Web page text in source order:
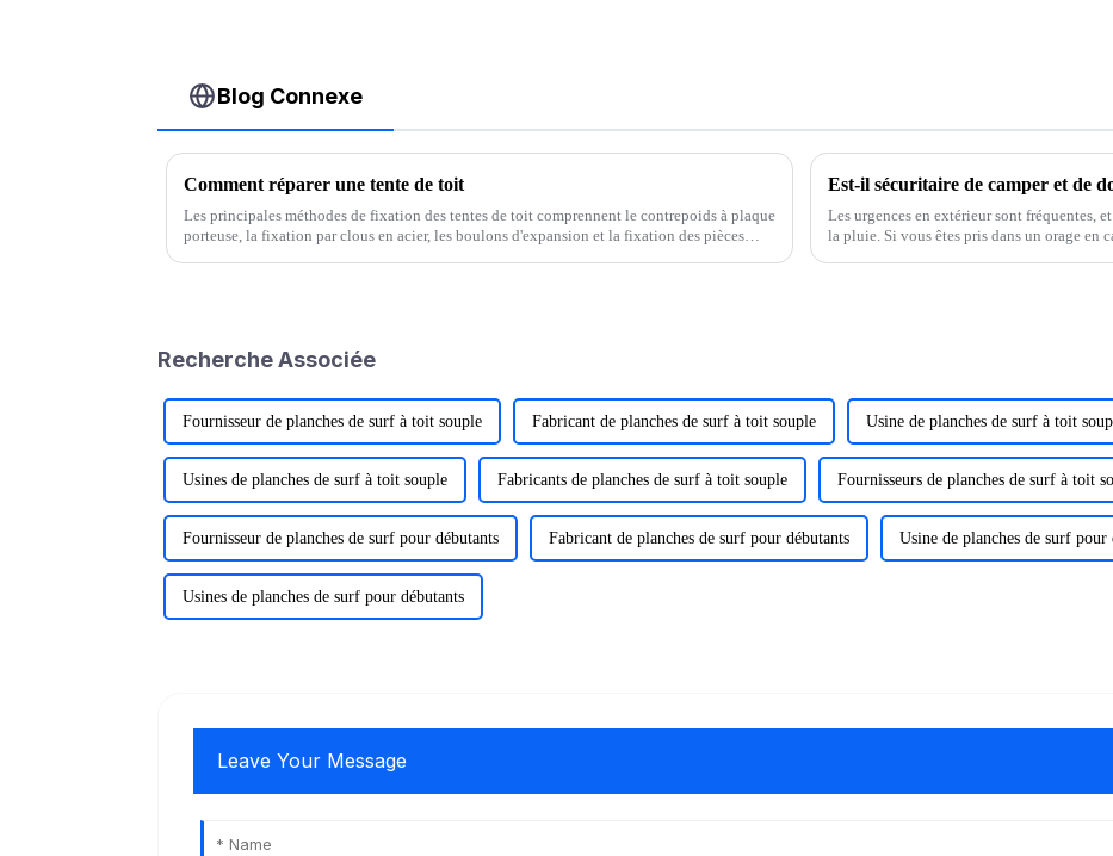
Blog Connexe
Comment réparer une tente de toit
Les principales méthodes de fixation des tentes de toit comprennent le contrepoids à plaque
porteuse, la fixation par clous en acier, les boulons d'expansion et la fixation des pièces
Les urgences en extérieur sont fréquentes,
la pluie. Si vous êtes pris dans un orage en
Recherche Associée
Fournisseur de planches de surf à toit souple Fabricant de planches de surf à toit souple Usine de planches de surf à toit
Usines de planches de surf à toit souple Fabricants de planches de surf à toit souple Fournisseurs de planches de surf à toit
Fournisseur de planches de surf pour débutants Fabricant de planches de surf pour débutants Usine de planches de surf pour
Usines de planches de surf pour débutants
Leave Your Message